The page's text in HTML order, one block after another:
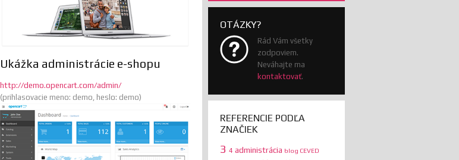
Ukážka administrácie e-shopu
http://demo.opencart.com/admin/
(prihlasovacie meno: demo, heslo: demo)
OTÁZKY?
Rád Vám všetky
zodpoviem.
Neváhajte ma
kontaktovať.
REFERENCIE PODĽA
ZNAČIEK
3 4 administrácia blog CEVED